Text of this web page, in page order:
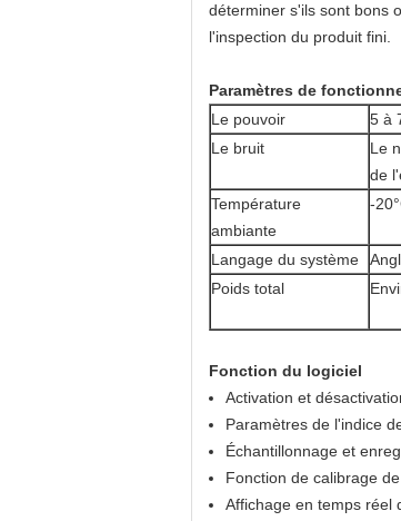
déterminer s'ils sont bons
l'inspection du produit fini.
Paramètres de
Le pouvoir
5 à
Le bruit
Le
de
Température
ambiante
-
Langage du système
Poids total
Fonction du logiciel
Activation et
Paramètres de l'indice
Échantillonnage et
Fonction de calibrage
Affichage en temps réel